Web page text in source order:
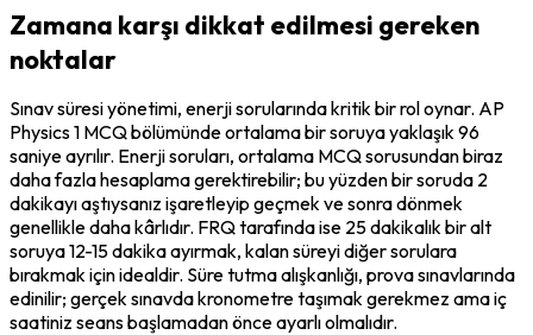
Zamana karşı dikkat edilmesi gereken
noktalar
Sınav süresi yönetimi, enerji sorularında kritik bir rol oynar. AP
Physics 1 MCQ bölümünde ortalama bir soruya yaklaşık 96
saniye ayrılır. Enerji soruları, ortalama MCQ sorusundan biraz
daha fazla hesaplama gerektirebilir; bu yüzden bir soruda 2
dakikayı aştıysanız işaretleyip geçmek ve sonra dönmek
genellikle daha kârlıdır. FRQ tarafında ise 25 dakikalık bir alt
soruya 12-15 dakika ayırmak, kalan süreyi diğer sorulara
bırakmak için idealdir. Süre tutma alışkanlığı, prova sınavlarında
edinilir; gerçek sınavda kronometre taşımak gerekmez ama iç
saatiniz seans başlamadan önce ayarlı olmalıdır.